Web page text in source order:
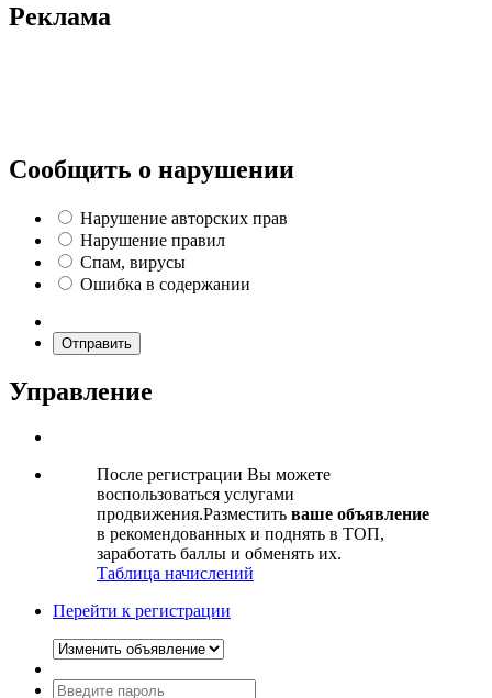
Реклама
Сообщить о нарушении
Нарушение авторских прав
Нарушение правил
Спам, вирусы
Ошибка в содержании
Отправить
Управление
После регистрации Вы можете
воспользоваться услугами
продвижения.Разместить ваше объявление
в рекомендованных и поднять в ТОП,
заработать баллы и обменять их.
Таблица начислений
Перейти к регистрации